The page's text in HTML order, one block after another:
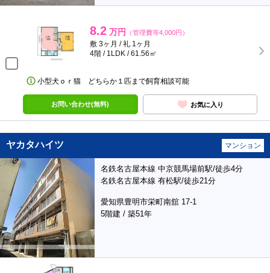
8.2 万円 （管理費等4,000円）
敷 3ヶ月 / 礼 1ヶ月
4階 / 1LDK / 61.56㎡
小型犬ｏｒ猫 どちらか１匹まで飼育相談可能
お問い合わせ(無料) お気に入り
ヤカタハイツ マンション
名鉄名古屋本線 中京競馬場前駅/徒歩4分
名鉄名古屋本線 有松駅/徒歩21分
愛知県豊明市栄町南舘 17-1
5階建 / 築51年